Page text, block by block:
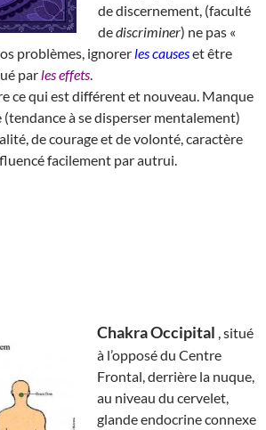
de discernement, (faculté
dediscriminer) ne pas «
problèmes, ignorer les causeset être
par les effets
ce qui est différent et nouveau. Manque
à se disperser mentalement)
de courage et de volonté, caractère
facilement par autrui.
Chakra Occipital , situé
à l’opposé du Centre
Frontal, derrière la nuque,
au niveau du cervelet,
glande endocrine connexe